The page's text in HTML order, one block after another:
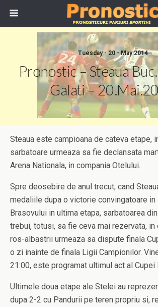
Tuesday - 20 - May 2014
Pronostic – Steaua
Galati –
Steaua este campioana de cateva etape,
sarbatoare urmeaza sa fie declansata
Arena Nationala, in compania Otelului.
Spre deosebire de anul trecut, cand
medaliile dupa o victorie convingatoare in
Brasovului in ultima etapa, sarbatoarea
trebui, totusi, sa fie ceva mai rezervata,
ros-albastrii urmeaza sa dispute finala
o zi inainte de finala Ligii Campionilor.
21:00, este programat ultimul act al Cupei
Ultimele doua etape ale Stelei au
dupa 2-2 cu Pandurii pe teren propriu si,